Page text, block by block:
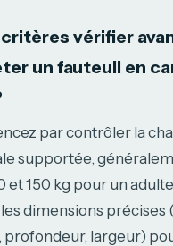
vérifier
un fauteuil en
par contrôler la
supportée,
et 150 kg pour un
dimensions précises
profondeur, largeur)